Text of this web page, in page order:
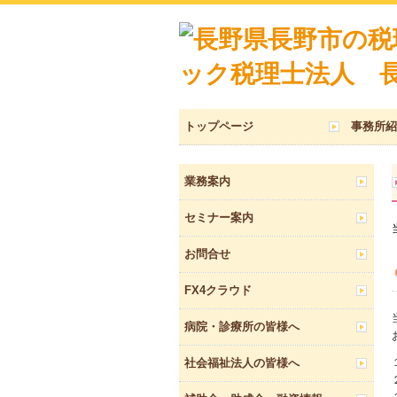
トップページ 事務所
業務案内
セミナー案内
お問合せ
FX4クラウド
病院・診療所の皆様へ
社会福祉法人の皆様へ